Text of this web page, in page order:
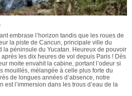
embrase l’horizon tandis que les roues de
la piste de Cancun, principale ville du
la péninsule du Yucatan. Heureux de pouvoir
les dix heures de vol depuis Paris ! Dès
moite envahit la cabine, portant l’odeur si
mouillés, mélangée à celle plus forte du
de longues années d’absence, notre
est l’immersion dans les trous d’eau de la